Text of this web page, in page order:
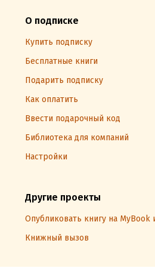
О подписке
Купить подписку
Бесплатные книги
Подарить подписку
Как оплатить
Ввести подарочный код
Библиотека для компаний
Настройки
Другие проекты
Опубликовать книгу на MyBook
Книжный вызов